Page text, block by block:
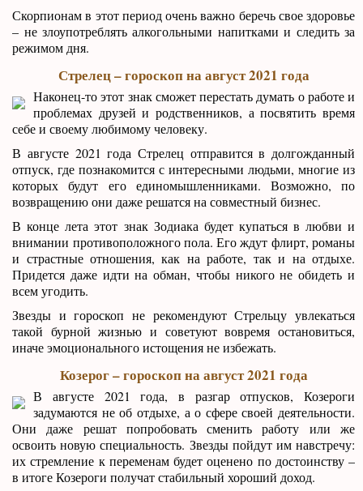
Скорпионам в этот период очень важно беречь свое здоровье
– не злоупотреблять алкогольными напитками и следить за
режимом дня.
Стрелец – гороскоп на август 2021 года
Наконец-то этот знак сможет перестать думать о работе и
проблемах друзей и родственников, а посвятить время
себе и своему любимому человеку.
В августе 2021 года Стрелец отправится в долгожданный
отпуск, где познакомится с интересными людьми, многие из
которых будут его единомышленниками. Возможно, по
возвращению они даже решатся на совместный бизнес.
В конце лета этот знак Зодиака будет купаться в любви и
внимании противоположного пола. Его ждут флирт, романы
и страстные отношения, как на работе, так и на отдыхе.
Придется даже идти на обман, чтобы никого не обидеть и
всем угодить.
Звезды и гороскоп не рекомендуют Стрельцу увлекаться
такой бурной жизнью и советуют вовремя остановиться,
иначе эмоционального истощения не избежать.
Козерог – гороскоп на август 2021 года
В августе 2021 года, в разгар отпусков, Козероги
задумаются не об отдыхе, а о сфере своей деятельности.
Они даже решат попробовать сменить работу или же
освоить новую специальность. Звезды пойдут им навстречу:
их стремление к переменам будет оценено по достоинству –
в итоге Козероги получат стабильный хороший доход.